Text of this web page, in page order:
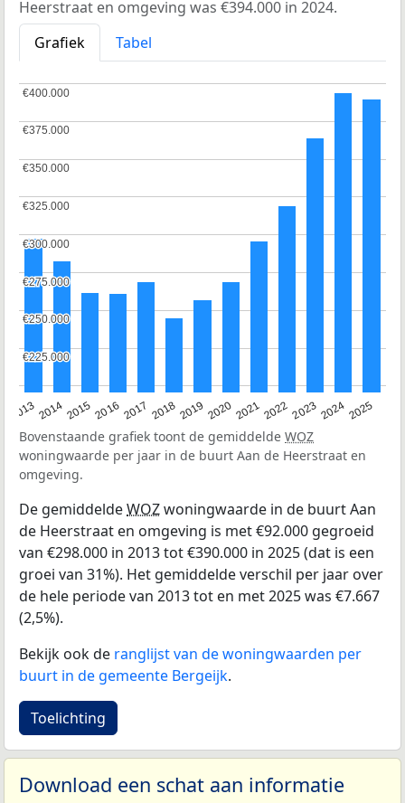
Heerstraat en omgeving was €394.000 in 2024.
Grafiek
Tabel
20132014201520162017 20182019 202020212022202320242025
€225.000
€225.000
€250.000
€250.000
€275.000
€275.000
€300.000
€300.000
€325.000
€325.000
€350.000
€350.000
€375.000
€375.000
€400.000
€400.000
Bovenstaande grafiek toont de gemiddelde WOZ
woningwaarde per jaar in de buurt Aan de Heerstraat en
omgeving.
De gemiddeldeWOZwoningwaarde in de buurt Aan
de Heerstraat en omgeving is met €92.000 gegroeid
van €298.000 in 2013 tot €390.000 in 2025 (dat is een
groei van 31%). Het gemiddelde verschil per jaar over
de hele periode van 2013 tot en met 2025 was €7.667
(2,5%).
Bekijk ook de ranglijst van de woningwaarden per
buurt in de gemeente Bergeijk.
Toelichting
Download een schat aan informatie